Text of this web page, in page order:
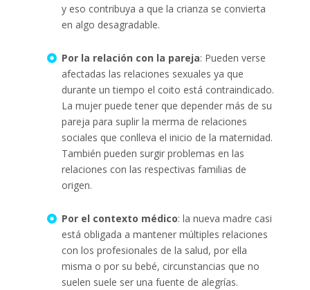
y eso contribuya a que la crianza se convierta
en algo desagradable.
Por la relación con la pareja: Pueden verse
afectadas las relaciones sexuales ya que
durante un tiempo el coito está contraindicado.
La mujer puede tener que depender más de su
pareja para suplir la merma de relaciones
sociales que conlleva el inicio de la maternidad.
También pueden surgir problemas en las
relaciones con las respectivas familias de
origen.
Por el contexto médico: la nueva madre casi
está obligada a mantener múltiples relaciones
con los profesionales de la salud, por ella
misma o por su bebé, circunstancias que no
suelen suele ser una fuente de alegrías.